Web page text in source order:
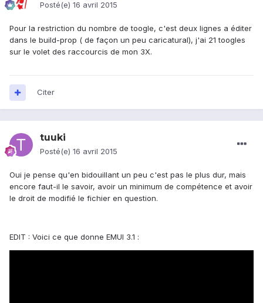
Posté(e) 16 avril 2015
Pour la restriction du nombre de toogle, c'est deux lignes a éditer
dans le build-prop ( de façon un peu caricatural), j'ai 21 toogles
sur le volet des raccourcis de mon 3X.
Citer
tuuki
Posté(e) 16 avril 2015
Oui je pense qu'en bidouillant un peu c'est pas le plus dur, mais
encore faut-il le savoir, avoir un minimum de compétence et avoir
le droit de modifié le fichier en question.
EDIT : Voici ce que donne EMUI 3.1 :